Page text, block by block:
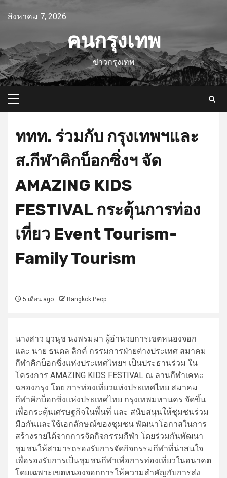
สิงหาคม 7, 2026
คนกรุงเทพ
ข่าวกรุงเทพ
Primary
Menu
ททท. ร่วมกับ กรุงเทพฯและ
ส.กีฬาคิกบ็อกซิ่งฯ จัด
AMAZING KIDS
FESTIVAL กระตุ้นการท่อง
เที่ยว Event Tourism-
Family Tourism
5 เดือน ago Bangkok Peop
นางสาว ยุวนุช นงพรมมา ผู้อำนวยการเขตหนองจอก
และ นาย ธนดล ลิกค์ กรรมการฝ่ายต่างประเทศ สมาคม
กีฬาคิกบ็อกซิ่งแห่งประเทศไทยฯ เป็นประธานร่วม ใน
โครงการ AMAZING KIDS FESTIVAL ณ ลานกีฬาเคหะ
ฉลองกรุง โดย การท่องเที่ยวแห่งประเทศไทย สมาคม
กีฬาคิกบ็อกซิ่งแห่งประเทศไทย กรุงเทพมหานคร จัดขึ้น
เพื่อกระตุ้นเศรษฐกิจในพื้นที่ และ สนับสนุนให้ชุมชนร่วม
มือกันและใช้เอกลักษณ์ของชุมชน พัฒนาโอกาสในการ
สร้างรายได้จากการจัดกิจกรรมกีฬา โดยร่วมกันพัฒนา
ชุมชนให้สามารถรองรับการจัดกิจกรรมกีฬาที่น่าสนใจ
เพื่อรองรับการเป็นชุมชนกีฬาเพื่อการท่องเที่ยวในอนาคต
โดยเฉพาะเขตหนองจอกการให้ความสำคัญกับการส่ง